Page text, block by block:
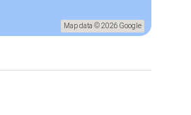
Map data © 2026 Google